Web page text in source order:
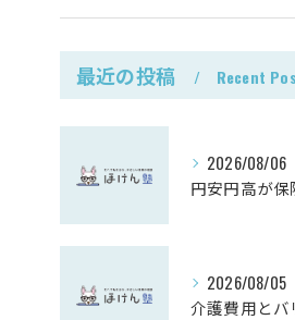
最近の投稿 Recent
2026/08/06
2026/08/05